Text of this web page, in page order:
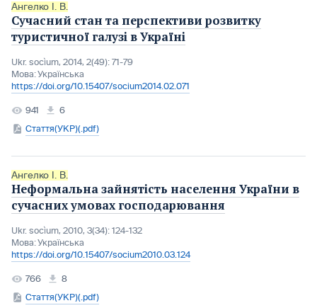
Ангелко І. В.
Сучасний стан та перспективи розвитку
туристичної галузі в Україні
Ukr. socìum, 2014, 2(49): 71-79
Мова:Українська
https://doi.org/10.15407/socium2014.02.071
941
6
Стаття(УКР)(.pdf)
Ангелко І. В.
Неформальна зайнятість населення України в
сучасних умовах господарювання
Ukr. socìum, 2010, 3(34): 124-132
Мова:Українська
https://doi.org/10.15407/socium2010.03.124
766
8
Стаття(УКР)(.pdf)